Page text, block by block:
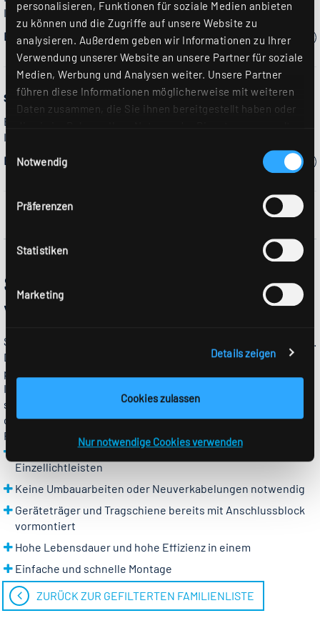
personalisieren, Funktionen für soziale Medien anbieten
zu können und die Zugriffe auf unsere Website zu
analysieren. Außerdem geben wir Informationen zu Ihrer
Verwendung unserer Website an unsere Partner für soziale
Medien, Werbung und Analysen weiter. Unsere Partner
führen diese Informationen möglicherweise mit weiteren
Daten zusammen, die Sie ihnen bereitgestellt haben oder
Sie unsere Webseite weiterhin nutzen. Weitere Details
Notwendig
Präferenzen
Statistiken
Marketing
Details zeigen
Cookies zulassen
Nur notwendige Cookies verwenden
IP21
Bitte wählen Sie ein Modell:
SALI-GPS…
Einzellichtleiste für Anbau- und Pendelmontage, Schutzart
IP54
Bitte wählen Sie ein Modell:
SALI - Eine Beleuchtungslösung für
vielfältige Einsatzgebiete
SALI - Eine Beleuchtungslösung für vielfältige Einsatzgebiete.
Die zuverlässige und leistungsstarke Einzellichtleiste
präsentiert sich als herausragende Option für
Industrieanlagen, Lagerhäuser oder Lebensmittelbetriebe
sowie den 1:1 Ersatz von konventionellen Lichtleisten 1x 58
oder 2x 58 Watt. SALI entstand aus der bekannten LINIA-
Familie.
1:1 Sanierungen von bestehenden konventionellen
Einzellichtleisten
Keine Umbauarbeiten oder Neuverkabelungen notwendig
Geräteträger und Tragschiene bereits mit Anschlussblock
vormontiert
Hohe Lebensdauer und hohe Effizienz in einem
Einfache und schnelle Montage
ZURÜCK ZUR GEFILTERTEN FAMILIENLISTE